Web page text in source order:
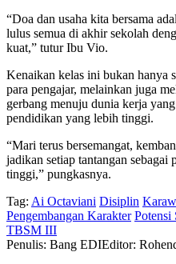
“Doa dan usaha kita bersama
lulus semua di akhir sekolah
kuat,” tutur Ibu Vio.
Kenaikan kelas ini bukan hanya
para pengajar, melainkan juga
gerbang menuju dunia kerja
pendidikan yang lebih tinggi.
“Mari terus bersemangat,
jadikan setiap tantangan
tinggi,” pungkasnya.
Tag: Ai Octaviani Disiplin
Pengembangan Karakter Potensi
TBSM III
Penulis: Bang EDIEditor: